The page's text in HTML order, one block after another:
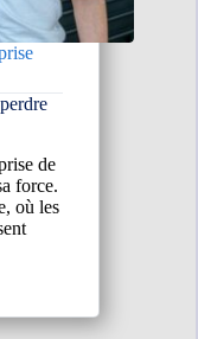
de
force.
où les